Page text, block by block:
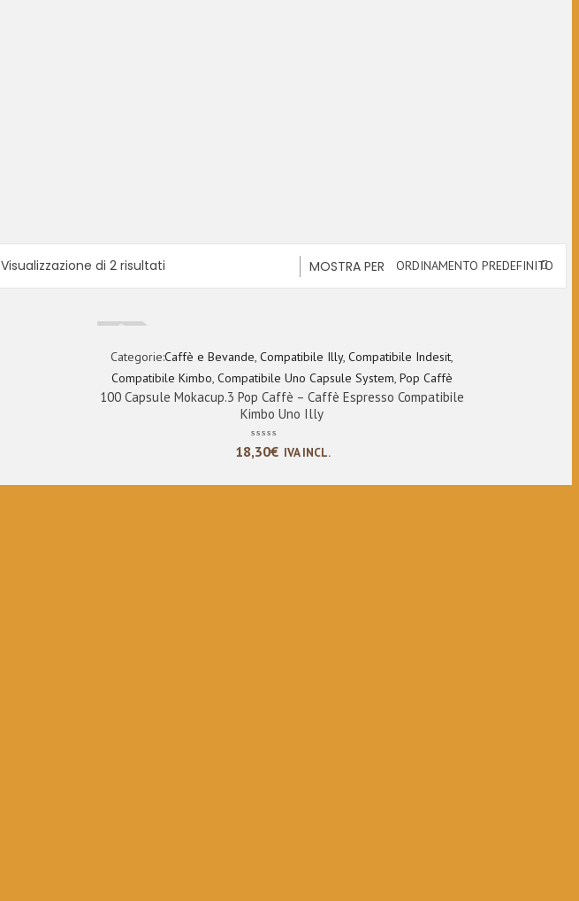
Visualizzazione di 2 risultati MOSTRA PER ORDINAMENTO PREDEFINITO
Esaurito
Categorie:Caffè e Bevande, Compatibile Illy, Compatibile Indesit,
Compatibile Kimbo, Compatibile Uno Capsule System, Pop Caffè
100 Capsule Mokacup.3 Pop Caffè – Caffè Espresso Compatibile
Kimbo Uno Illy
18,30€ IVA INCL.